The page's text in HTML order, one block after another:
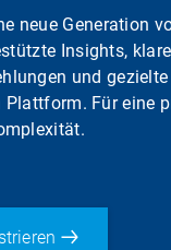
neue Generation
Insights, klare
und
Plattform. Für eine